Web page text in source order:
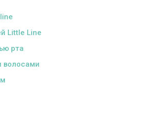
Little Line
рта
волосами